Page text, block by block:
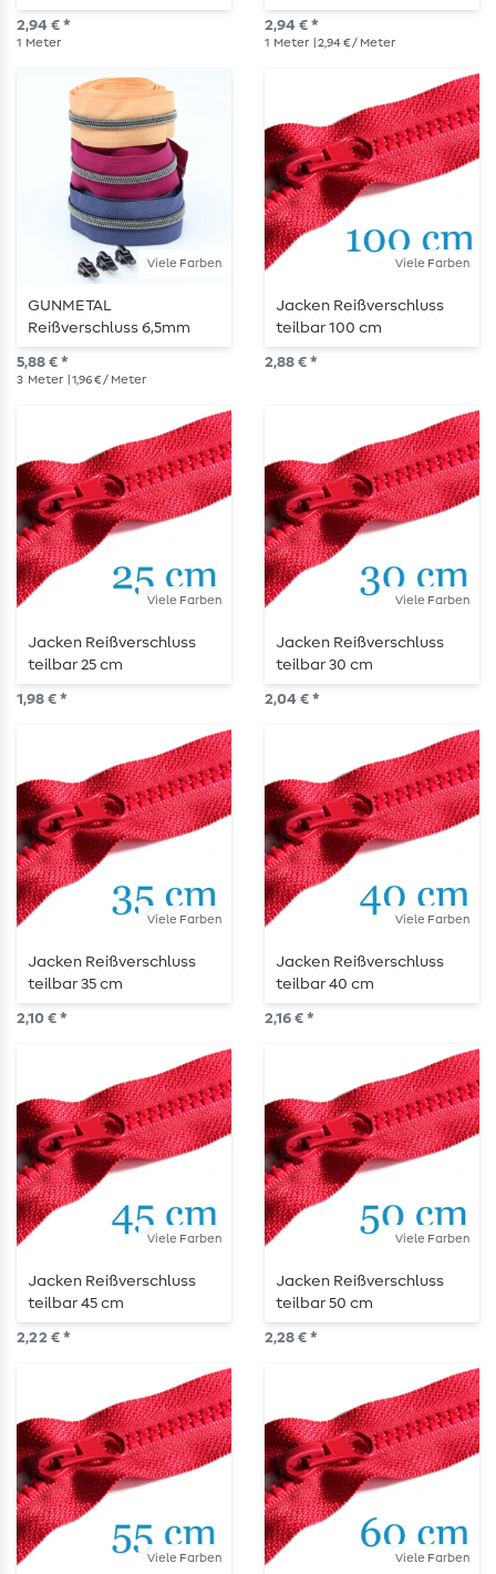
Raupe - 1m Länge -
metallisiert
2,94 € *
1 Meter
Raupe - 1m Länge -
metallisiert
2,94 € *
1 Meter | 2,94 € / Meter
Viele Farben
GUNMETAL
Reißverschluss 6,5mm
Raupe - 3m Länge -
metallisiert
5,88 € *
3 Meter | 1,96 € / Meter
Viele Farben
Jacken Reißverschluss
teilbar 100 cm
2,88 € *
Viele Farben
Jacken Reißverschluss
teilbar 25 cm
1,98 € *
Viele Farben
Jacken Reißverschluss
teilbar 30 cm
2,04 € *
Viele Farben
Jacken Reißverschluss
teilbar 35 cm
2,10 € *
Viele Farben
Jacken Reißverschluss
teilbar 40 cm
2,16 € *
Viele Farben
Jacken Reißverschluss
teilbar 45 cm
2,22 € *
Viele Farben
Jacken Reißverschluss
teilbar 50 cm
2,28 € *
Viele Farben Viele Farben